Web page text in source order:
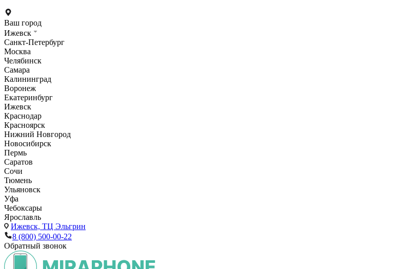
Ваш город
Ижевск
Санкт-Петербург
Москва
Челябинск
Самара
Калининград
Воронеж
Екатеринбург
Ижевск
Краснодар
Красноярск
Нижний Новгород
Новосибирск
Пермь
Саратов
Сочи
Тюмень
Ульяновск
Уфа
Чебоксары
Ярославль
Ижевск, ТЦ Эльгрин
8 (800) 500-00-22
Обратный звонок